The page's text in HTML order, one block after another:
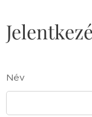
Név